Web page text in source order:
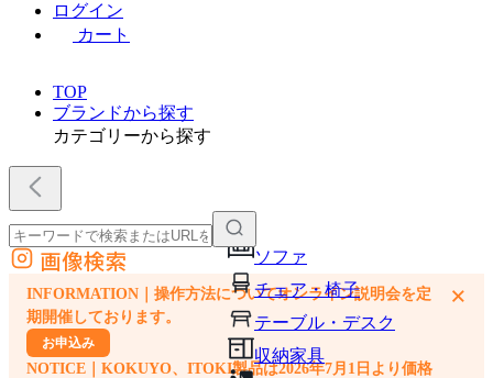
ログイン
カート
TOP
ブランドから探す
カテゴリーから探す
ソファ
チェア・椅子
テーブル・デスク
収納家具
外部サイトの商品をカートに追加
他のサイトで見つけた商品ページのURLを貼り付けて、カートに追加できます
画像検索
INFORMATION｜操作方法についてオンライン説明会を定
期開催しております。
お申込み
NOTICE｜KOKUYO、ITOKI製品は2026年7月1日より価格
×